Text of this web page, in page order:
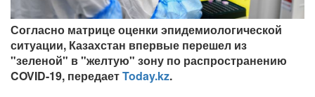
Согласно матрице оценки эпидемиологической
ситуации, Казахстан впервые перешел из
"зеленой" в "желтую" зону по распространению
COVID-19, передаетToday.kz.